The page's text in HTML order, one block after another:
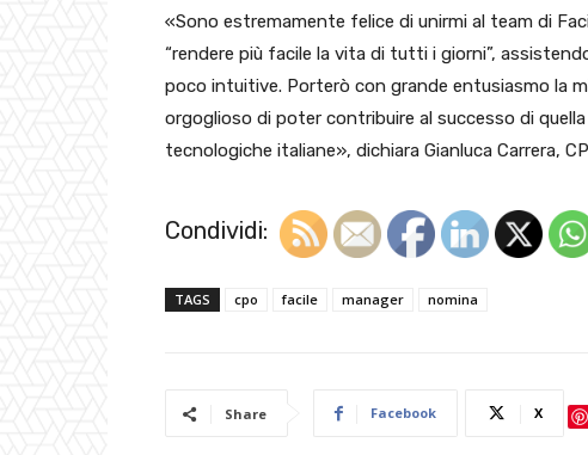
«Sono estremamente felice di unirmi al team di
“rendere più facile la vita di tutti i giorni”,
poco intuitive. Porterò con grande entusiasmo la
orgoglioso di poter contribuire al successo di
tecnologiche italiane», dichiara Gianluca Carrera,
Condividi:
TAGS cpo facile manager nomina
Share Facebook X